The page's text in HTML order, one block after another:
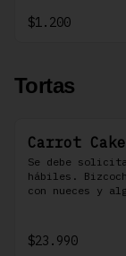
$1.200
Tortas
Carrot
Se debe
hábiles.
con nueces y
crema.
$23.990